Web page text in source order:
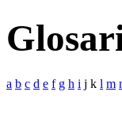
a b c d e f g h i j k l m